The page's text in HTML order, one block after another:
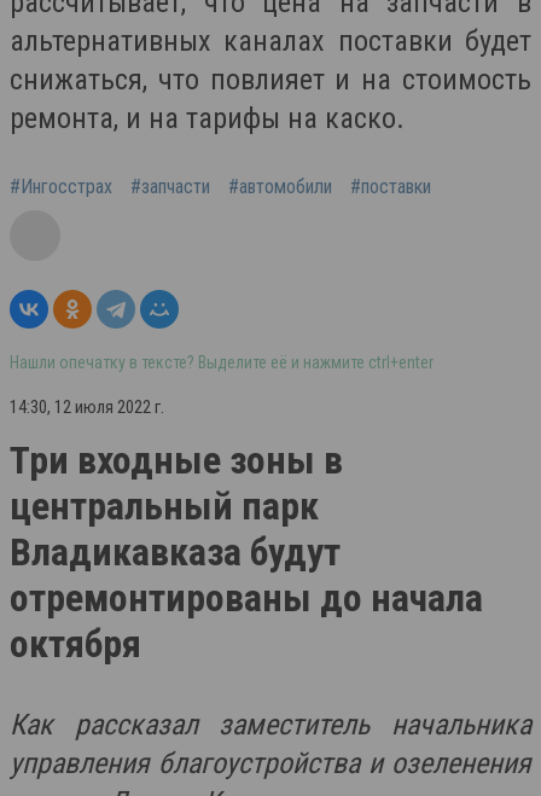
альтернативных каналах поставки будет
снижаться, что повлияет и на стоимость
ремонта, и на тарифы на каско.
#Ингосстрах #запчасти #автомобили #поставки
Нашли опечатку в тексте? Выделите её и нажмите ctrl+enter
14:30, 12 июля 2022 г.
Три входные зоны в
центральный парк
Владикавказа будут
отремонтированы до начала
октября
Как рассказал заместитель начальника
управления благоустройства и озеленения